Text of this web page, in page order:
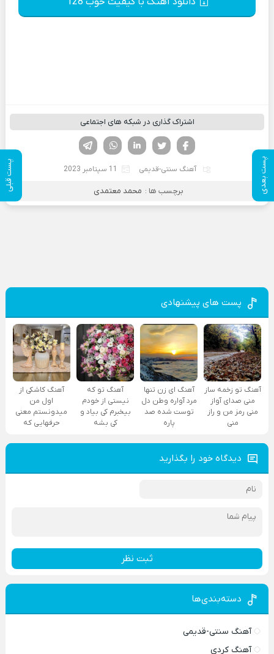
پست بعدی پست قبلی
اشتراک گذاری در شبکه های اجتماعی
لینکدین تویتر
فیسوک
آهنگ سنتی-قدیمی 11 سپتامبر 2023
برچسب ها : محمد معتمدی
پست های پیشنهادی
آهنگ تو زخمه ساز
منی صدای آواز
منی رمز من و راز
منی
آهنگ ای زن تنها
مرد آواره وطن دل
توست شده صد
پاره
آهنگ تو که
نیستی از خودم
بیخبرم کی بیاد و
کی بشه
آهنگ کاشکی از
اول من
میدونستم معنی
حرفهایی که
دیدگاه خود را بگذارید
ثبت نظر
دسته‌بندی‌ها
آهنگ سنتی-قدیمی
آهنگ کردی